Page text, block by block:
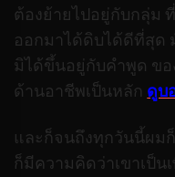
ต้องย้ายไปอยู่กับกลุ่ม
ออกมาได้ดิบได้ดีที่สุด
มิได้ขึ้นอยู่กับคำพูด ขอ
ด้านอาชีพเป็นหลัก ดูบ
และก็จนถึงทุกวันนี้ผม
ก็มีความคิดว่าเขาเป็น